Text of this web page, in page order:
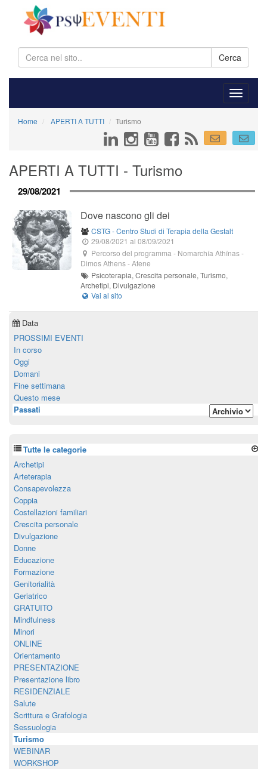
Cerca
Home APERTI A TUTTI Turismo
APERTI A TUTTI - Turismo
29/08/2021
Dove nascono gli dei
CSTG - Centro Studi di Terapia della Gestalt
29/08/2021 al 08/09/2021
Percorso del programma - Nomarchía Athínas -
Dimos Athens-Atene
Psicoterapia, Crescita personale, Turismo,
Archetipi, Divulgazione
Data
PROSSIMI EVENTI
In corso
Oggi
Domani
Fine settimana
Questo mese
Passati
Tutte le categorie
Archetipi
Arteterapia
Consapevolezza
Coppia
Costellazioni familiari
Crescita personale
Divulgazione
Donne
Educazione
Formazione
Genitorialità
Geriatrico
GRATUITO
Mindfulness
Minori
ONLINE
Orientamento
PRESENTAZIONE
Presentazione libro
RESIDENZIALE
Salute
Scrittura e Grafologia
Sessuologia
Turismo
WEBINAR
WORKSHOP